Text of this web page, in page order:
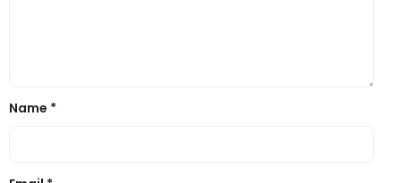
Name *